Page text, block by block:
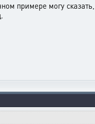
примере могу